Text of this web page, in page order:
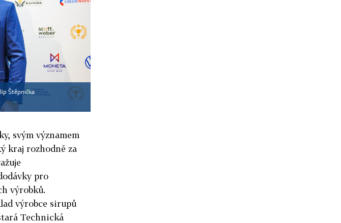
Štěpnička
svým významem
kraj rozhodně za
pro
výrobků.
výrobce sirupů
Technická